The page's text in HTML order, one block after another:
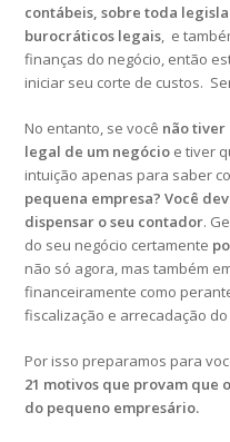
contábeis, sobre toda
burocráticos legais, e
finanças do negócio, então
iniciar seu corte de custos.
No entanto, se você não tiver
legal de um negócio e tiver
intuição apenas para saber
pequena empresa? Você
dispensar o seu contador.
do seu negócio certamente
não só agora, mas também
financeiramente como
fiscalização e arrecadação
Por isso preparamos para
21 motivos que provam que
do pequeno empresário.